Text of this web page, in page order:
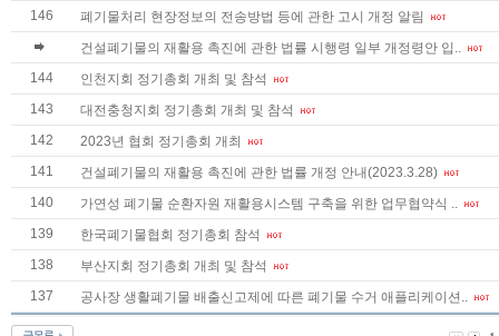
146
폐기물처리 현장정보의 전송방법 등에 관한 고시 개정 알림
건설폐기물의 재활용 촉진에 관한 법률 시행령 일부 개정령안 입..
144
인천지회 정기총회 개최 및 참석
143
대전충청지회 정기총회 개최 및 참석
142
2023년 협회 정기총회 개최
141
건설폐기물의 재활용 촉진에 관한 법률 개정 안내(2023.3.28)
140
가연성 폐기물 순환자원 재활용시스템 구축을 위한 업무협약식 ..
139
한국폐기물협회 정기총회 참석
138
부산지회 정기총회 개최 및 참석
137
공사장 생활폐기물 배출신고제에 따른 폐기물 수거 애플리케이션..